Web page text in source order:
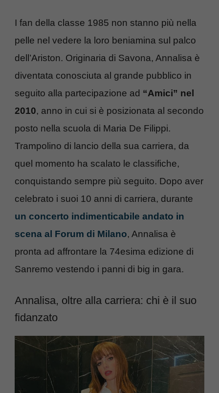
I fan della classe 1985 non stanno più nella
pelle nel vedere la loro beniamina sul palco
dell’Ariston. Originaria di Savona, Annalisa è
diventata conosciuta al grande pubblico in
seguito alla partecipazione ad “Amici” nel
2010, anno in cui si è posizionata al secondo
posto nella scuola di Maria De Filippi.
Trampolino di lancio della sua carriera, da
quel momento ha scalato le classifiche,
conquistando sempre più seguito. Dopo aver
celebrato i suoi 10 anni di carriera, durante
un concerto indimenticabile andato in
scena al Forum di Milano, Annalisa è
pronta ad affrontare la 74esima edizione di
Sanremo vestendo i panni di big in gara.
Annalisa, oltre alla carriera: chi è il suo
fidanzato